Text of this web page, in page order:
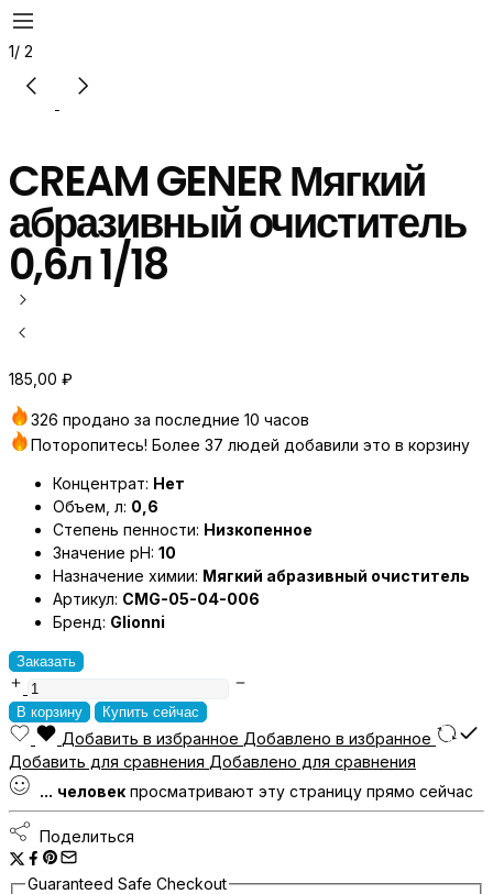
1/ 2
CREAM GENER Мягкий
абразивный очиститель
0,6л 1/18
185,00 ₽
326 продано за последние 10 часов
Поторопитесь! Более 37 людей добавили это в корзину
Концентрат: Нет
Объем, л: 0,6
Степень пенности: Низкопенное
Значение pH: 10
Назначение химии: Мягкий абразивный очиститель
Артикул: CMG-05-04-006
Бренд: Glionni
Заказать
CREAM
GENER
Мягкий
абразивный
очиститель
0,6л
1/18
количество
В корзину Купить сейчас
Добавить в избранное Добавлено в избранное
Добавить для сравнения Добавлено для сравнения
... человек просматривают эту страницу прямо сейчас
Поделиться
Guaranteed Safe Checkout